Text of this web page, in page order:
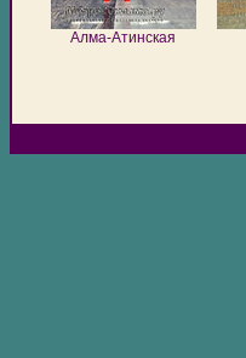
Алма-Атинская